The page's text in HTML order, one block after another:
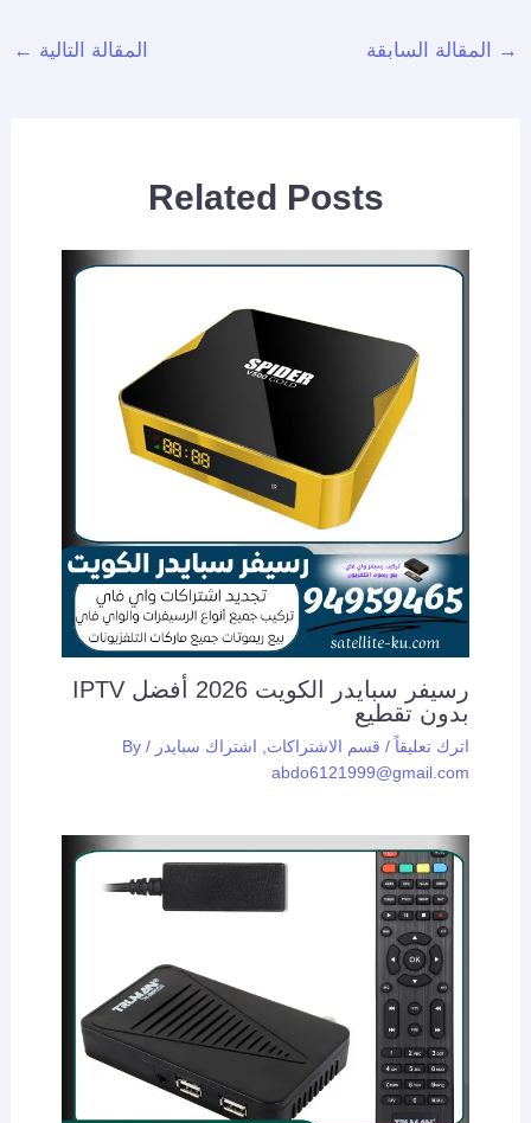
→ المقالة السابقة المقالة التالية ←
Related Posts
رسيفر سبايدر الكويت 2026 أفضل IPTV
بدون تقطيع
اترك تعليقاً / قسم الاشتراكات, اشتراك سبايدر / By
abdo6121999@gmail.com